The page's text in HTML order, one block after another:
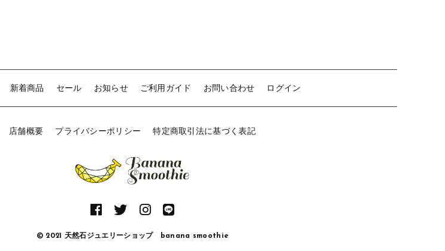
新着商品 セール お知らせ ご利用ガイド お問い合わせ ログイン
店舗概要 プライバシーポリシー 特定商取引法に基づく表記
© 2021 天然石ジュエリーショップ banana smoothie